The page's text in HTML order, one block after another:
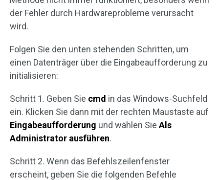
der Fehler durch Hardwareprobleme verursacht
wird.
Folgen Sie den unten stehenden Schritten, um
einen Datenträger über die Eingabeaufforderung zu
initialisieren:
Schritt 1. Geben Sie cmd in das Windows-Suchfeld
ein. Klicken Sie dann mit der rechten Maustaste auf
Eingabeaufforderung und wählen Sie Als
Administrator ausführen.
Schritt 2. Wenn das Befehlszeilenfenster
erscheint, geben Sie die folgenden Befehle